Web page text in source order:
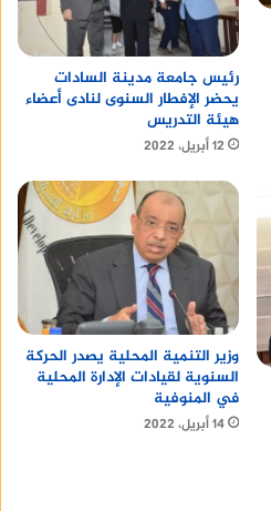
رئيس جامعة مدينة السادات
يحضر الإفطار السنوى لنادى أعضاء
هيئة التدريس
12 أبريل، 2022
وزير التنمية المحلية يصدر الحركة
السنوية لقيادات الإدارة المحلية
في المنوفية
14 أبريل، 2022